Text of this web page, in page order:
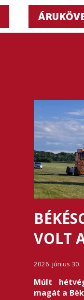
VOLT
2026. június 30.
Múlt
magát a